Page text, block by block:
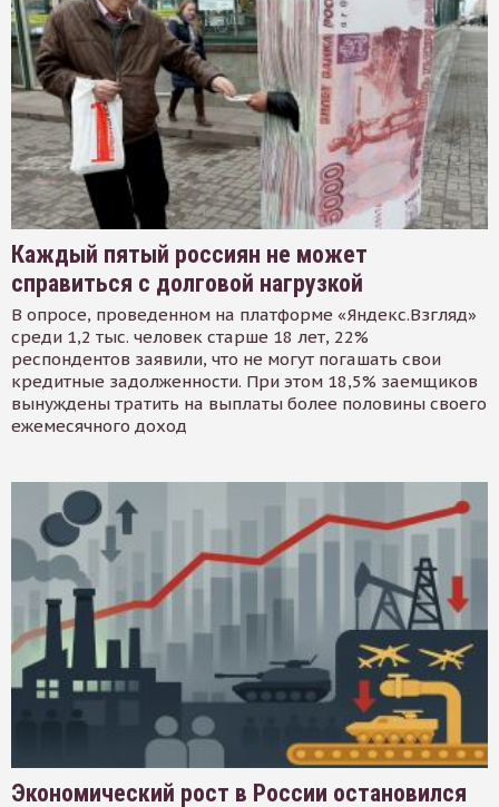
Каждый пятый россиян не может
справиться с долговой нагрузкой
В опросе, проведенном на платформе «Яндекс.Взгляд»
среди 1,2 тыс. человек старше 18 лет, 22%
респондентов заявили, что не могут погашать свои
кредитные задолженности. При этом 18,5% заемщиков
вынуждены тратить на выплаты более половины своего
ежемесячного доход
Экономический рост в России остановился